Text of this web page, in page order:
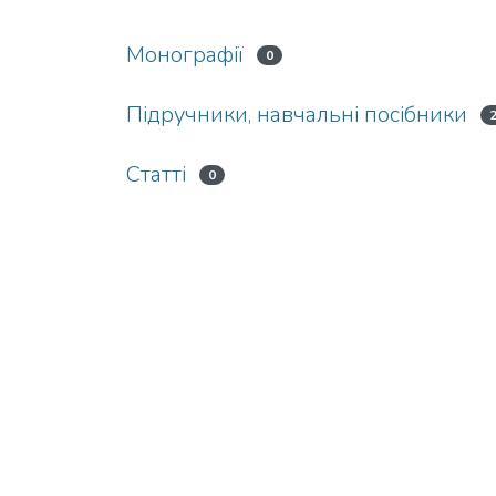
Монографії 0
Підручники, навчальні посібники 2
Статті 0